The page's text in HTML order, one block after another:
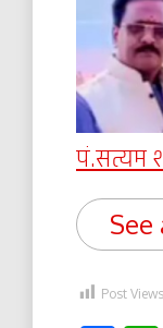
पं.सत्यम
Post